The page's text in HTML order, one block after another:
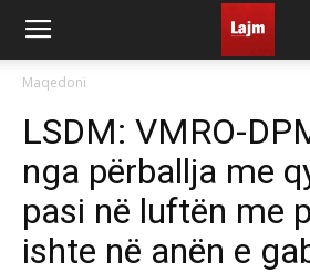
Maqedoni
LSDM: VMRO-
nga përballja me
pasi në luftën me
ishte në anën e